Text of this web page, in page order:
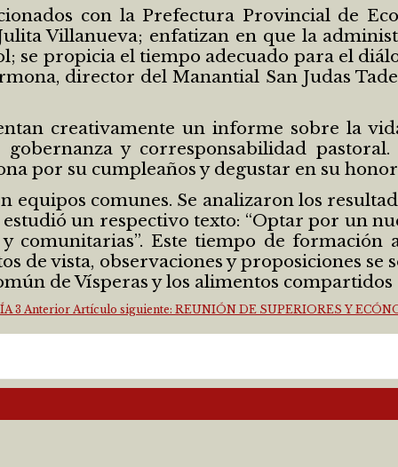
con la Prefectura Provincial de
Villanueva; enfatizan en que la
se propicia el tiempo adecuado para el
director del Manantial San Judas
creativamente un informe sobre la
gobernanza y corresponsabilidad
por su cumpleaños y degustar en su
equipos comunes. Se analizaron los
un respectivo texto: “Optar por un
comunitarias”. Este tiempo de
de vista, observaciones y proposiciones se
de Vísperas y los alimentos compartidos
3 Anterior Artículo siguiente: REUNIÓN DE SUPERIORES Y